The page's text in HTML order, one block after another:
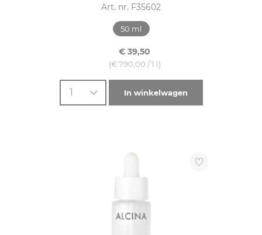
Art. nr. F35602
50 ml
€ 39,50
(€ 790,00 / 1 l)
1 In winkelwagen